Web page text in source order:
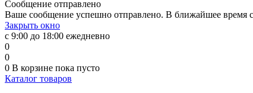
Сообщение отправлено
Ваше сообщение успешно отправлено. В ближайшее время
Закрыть окно
с 9:00 до 18:00 ежедневно
0
0
0 В корзине пока пусто
Каталог товаров